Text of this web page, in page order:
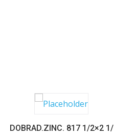
DOBRAD.ZINC. 817 1/2×2 1/